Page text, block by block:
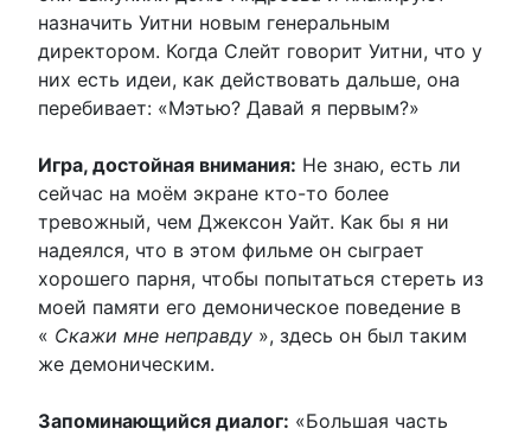
назначить Уитни новым генеральным
директором. Когда Слейт говорит Уитни, что у
них есть идеи, как действовать дальше, она
перебивает: «Мэтью? Давай я первым?»
Игра, достойная внимания: Не знаю, есть ли
сейчас на моём экране кто-то более
тревожный, чем Джексон Уайт. Как бы я ни
надеялся, что в этом фильме он сыграет
хорошего парня, чтобы попытаться стереть из
моей памяти его демоническое поведение в
« Скажи мне неправду », здесь он был таким
же демоническим.
Запоминающийся диалог: «Большая часть